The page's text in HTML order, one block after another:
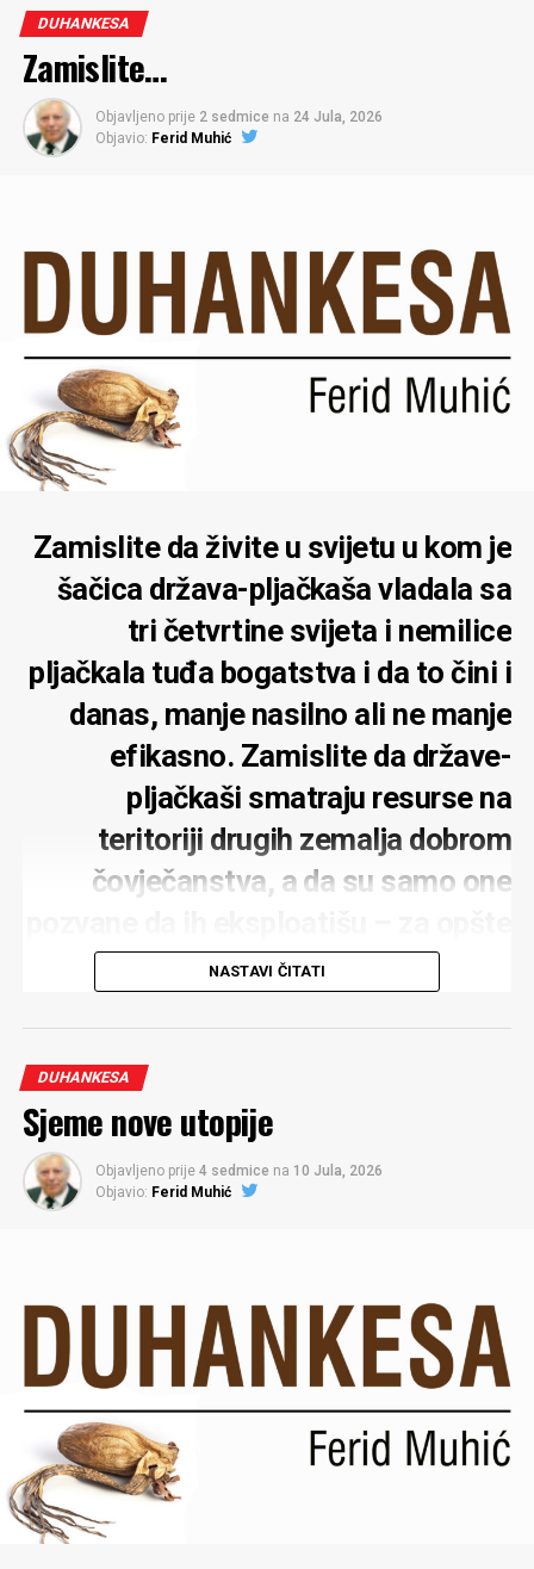
DUHANKESA
Zamislite…
Objavljeno prije 2 sedmice na 24 Jula, 2026
Objavio: Ferid Muhić
Zamislite da živite u svijetu u kom je
šačica država-pljačkaša vladala sa
tri četvrtine svijeta i nemilice
pljačkala tuđa bogatstva i da to čini i
danas, manje nasilno ali ne manje
efikasno. Zamislite da države-
pljačkaši smatraju resurse na
teritoriji drugih zemalja dobrom
čovječanstva, a da su samo one
dobro. Odahnite: U svijetu u kom
sociološka kategorija – ne postoji
notiran ni u jednoj sociološkoj kategorizaciji. Ako ste
pomislili da je riječ o egzotičnoj društveno-ekonomskoj
zajednici, o nekakvom plemenu skrivenom u prašumama
Amazona, Bornea ili Nove Gvineje, koje je čudom do
danas ostalo neregistrovano – koliko god ta
pretpostavka bila nevjerovatna u svijetu čiji je svaki
kvadratni kilometar mapiran i pod nadzorom stotina
satelita koji zuje oko ove naše planete! – prevarili ste se.
Sada zamisite da je riječ o najmoćnijem, najbogatijem i
NASTAVI ČITATI
DUHANKESA
Sjeme nove utopije
Objavljeno prije 4 sedmice na 10 Jula, 2026
Objavio: Ferid Muhić